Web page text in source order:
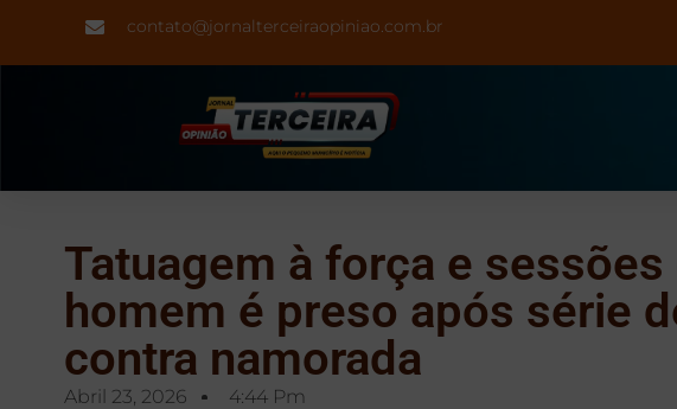
contato@jornalterceiraopiniao.com.br
Tatuagem à força e
homem é preso após série
contra namorada
Abril 23, 2026 4:44 Pm